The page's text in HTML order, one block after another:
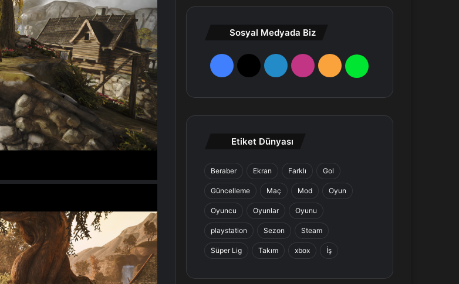
Sosyal Medyada Biz
F
e
k
X
L
n
a
m
R
W
a
Etiket Dünyası
Beraber Ekran Farklı Gol
Güncelleme Maç Mod Oyun
Oyuncu Oyunlar Oyunu
playstation Sezon Steam
Süper Lig Takım xbox İş